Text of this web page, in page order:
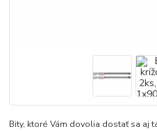
Bity, ktoré Vám dovolia dostať sa aj